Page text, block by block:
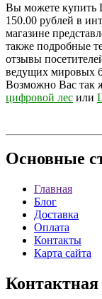
Вы можете купить
150.00 рублей в
магазине
также подробные
отзывы
ведущих мировых
Возможно Вас так
цифровой лес или
Основные
Главная
Блог
Доставка
Оплата
Контакты
Карта сайта
Контактная